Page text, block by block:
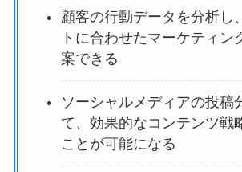
顧客の行動データを分析し
トに合わせたマーケティン
案できる
ソーシャルメディアの投稿
て、効果的なコンテンツ戦
ことが可能になる